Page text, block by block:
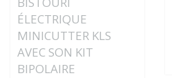
ÉLECTRIQUE
MINICUTTER KLS
AVEC SON KIT
BIPOLAIRE